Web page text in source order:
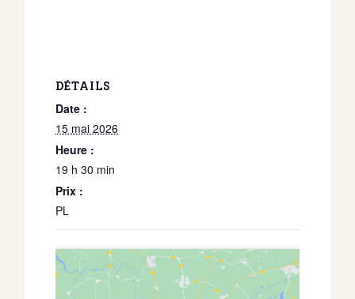
DÉTAILS
Date :
15 mai 2026
Heure :
19 h 30 min
Prix :
PL